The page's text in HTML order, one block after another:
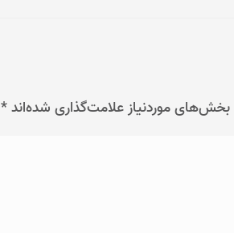
بخش‌های موردنیاز علامت‌گذاری شده‌اند*